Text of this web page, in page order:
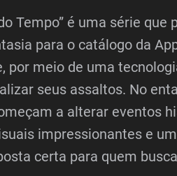
Tempo” é uma série
para o catálogo da
por meio de uma
seus assaltos. No
a alterar eventos
impressionantes e
certa para quem